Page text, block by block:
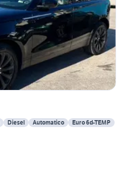
Diesel Automatico Euro 6d-TEMP